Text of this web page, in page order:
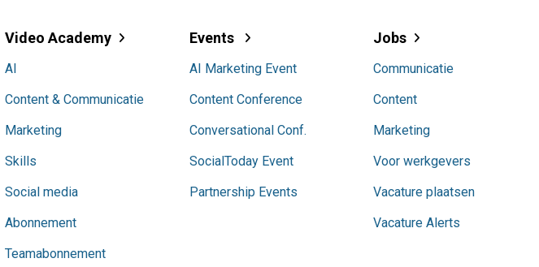
Video Academy
AI
Content & Communicatie
Marketing
Skills
Social media
Abonnement
Teamabonnement
Events
AI Marketing Event
Content Conference
Conversational Conf.
SocialToday Event
Partnership Events
Jobs
Communicatie
Content
Marketing
Voor werkgevers
Vacature plaatsen
Vacature Alerts